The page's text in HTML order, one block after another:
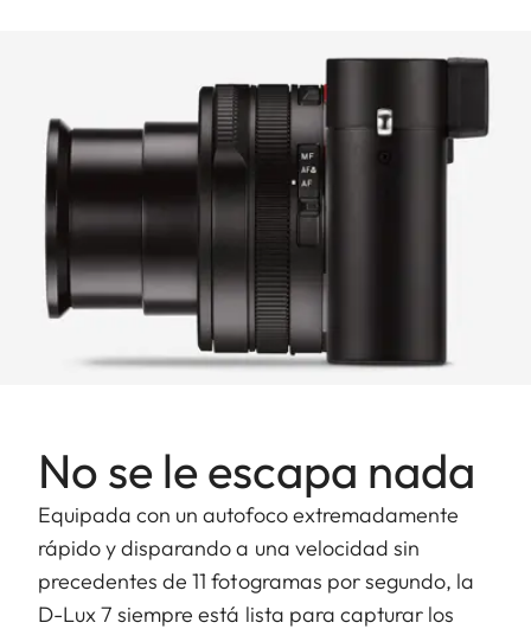
No se le escapa nada
Equipada con un autofoco extremadamente
rápido y disparando a una velocidad sin
precedentes de 11 fotogramas por segundo, la
D-Lux 7 siempre está lista para capturar los